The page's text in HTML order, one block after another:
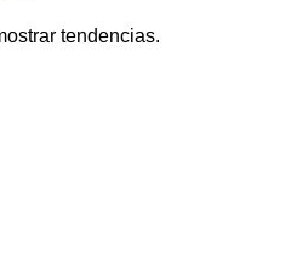
tendencias.